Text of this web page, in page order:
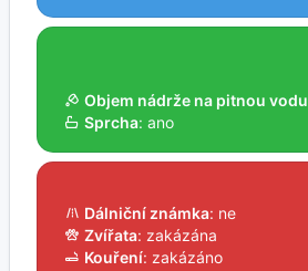
Objem nádrže na pitnou vodu
Sprcha: ano
Dálniční známka: ne
Zvířata: zakázána
Kouření: zakázáno